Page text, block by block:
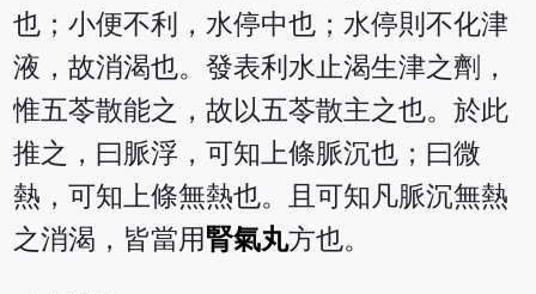
也；小便不利，水停中也；水停則不化津
液，故消渴也。發表利水止渴生津之劑，
惟五苓散能之，故以五苓散主之也。於此
推之，曰脈浮，可知上條脈沉也；曰微
熱，可知上條無熱也。且可知凡脈沉無熱
之消渴，皆當用 腎氣丸方也。